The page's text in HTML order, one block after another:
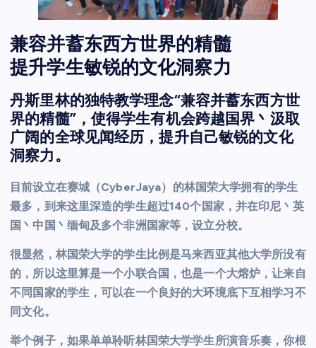
兼容并蓄东西方世界的精髓
提升学生敏锐的文化洞察力
丹斯里林的独特教学理念“兼容并蓄东西方世
界的精髓”，使得学生有机会跨越国界丶汲取
广阔的全球见闻经历，提升自己敏锐的文化
洞察力。
目前设立在赛城（CyberJaya）的林国荣大学拥有的学生
最多，到来这里深造的学生超过140个国家，并在印尼丶英
国丶中国丶缅甸及多个非洲国家等，设立分校。
很显然，林国荣大学的学生比例是马来西亚其他大学所没有
的，所以这里算是一个小联合国，也是一个大熔炉，让来自
不同国家的学生，可以在一个良好的大环境底下互相学习不
同文化。
举个例子，如果单单聆听林国荣大学学生所演音乐奏，你根